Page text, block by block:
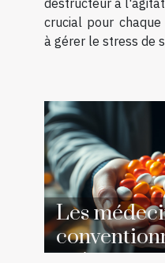
crucial pour
à gérer le stress de
Les